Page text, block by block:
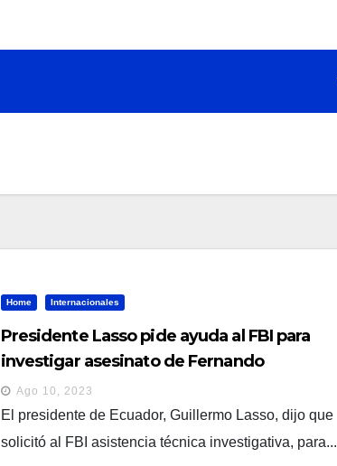
Home Internacionales
Presidente Lasso pide ayuda al FBI para
investigar asesinato de Fernando
Villavicencio
Ago 10, 2023
El presidente de Ecuador, Guillermo Lasso, dijo que
solicitó al FBI asistencia técnica investigativa, para...